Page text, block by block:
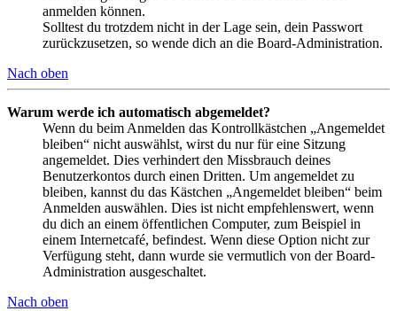
anmelden können.
Solltest du trotzdem nicht in der Lage sein, dein Passwort
zurückzusetzen, so wende dich an die Board-Administration.
Nach oben
Warum werde ich automatisch abgemeldet?
Wenn du beim Anmelden das Kontrollkästchen „Angemeldet
bleiben“ nicht auswählst, wirst du nur für eine Sitzung
angemeldet. Dies verhindert den Missbrauch deines
Benutzerkontos durch einen Dritten. Um angemeldet zu
bleiben, kannst du das Kästchen „Angemeldet bleiben“ beim
Anmelden auswählen. Dies ist nicht empfehlenswert, wenn
du dich an einem öffentlichen Computer, zum Beispiel in
einem Internetcafé, befindest. Wenn diese Option nicht zur
Verfügung steht, dann wurde sie vermutlich von der Board-
Administration ausgeschaltet.
Nach oben